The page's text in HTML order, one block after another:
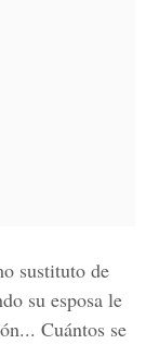
sustituto de
su esposa le
Cuántos se